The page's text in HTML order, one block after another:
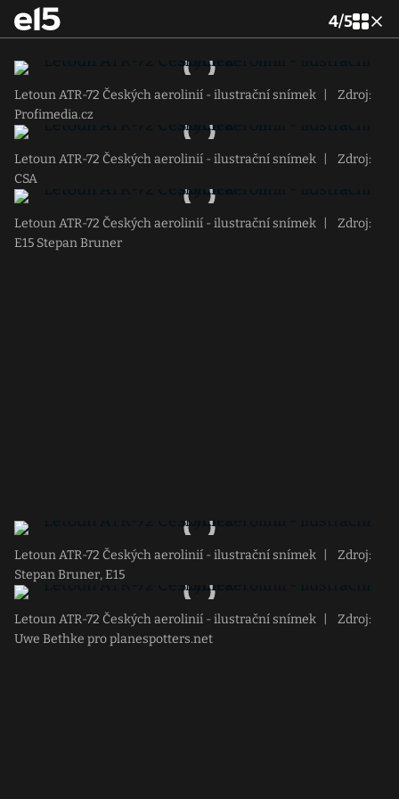
4/5
Letoun ATR-72 Českých aerolinií - ilustrační snímek
Zdroj:
Profimedia.cz
Letoun ATR-72 Českých aerolinií - ilustrační snímek
Zdroj:
CSA
Letoun ATR-72 Českých aerolinií - ilustrační snímek
Zdroj:
E15 Stepan Bruner
Letoun ATR-72 Českých aerolinií - ilustrační snímek
Zdroj:
Stepan Bruner, E15
Letoun ATR-72 Českých aerolinií - ilustrační snímek
Zdroj:
Uwe Bethke pro planespotters.net